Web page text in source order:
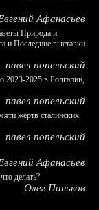
Афанасьев
Природа и
и Последние выставки
павел попельский
2023-2025 в Болгарии,
павел попельский
жертв сталинских
павел попельский
Афанасьев
делать?
Олег Паньков